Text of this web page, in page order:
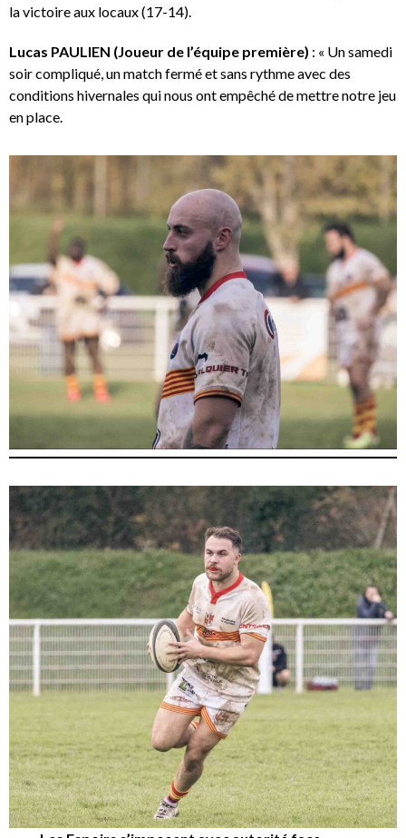
la victoire aux locaux (17-14).
Lucas PAULIEN (Joueur de l’équipe première) : « Un samedi
soir compliqué, un match fermé et sans rythme avec des
conditions hivernales qui nous ont empêché de mettre notre jeu
en place.